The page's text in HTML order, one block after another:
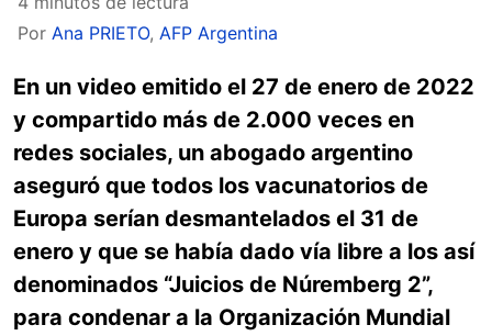
Por Ana PRIETO, AFP Argentina
En un video emitido el 27 de enero de 2022
y compartido más de 2.000 veces en
redes sociales, un abogado argentino
aseguró que todos los vacunatorios de
Europa serían desmantelados el 31 de
enero y que se había dado vía libre a los así
denominados “Juicios de Núremberg 2”,
para condenar a la Organización Mundial